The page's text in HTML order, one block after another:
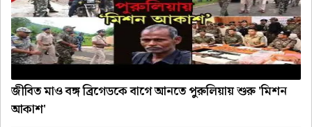
জীবিত মাও বঙ্গ ব্রিগেডকে বাগে আনতে পুরুলিয়ায় শুরু 'মিশন
আকাশ'